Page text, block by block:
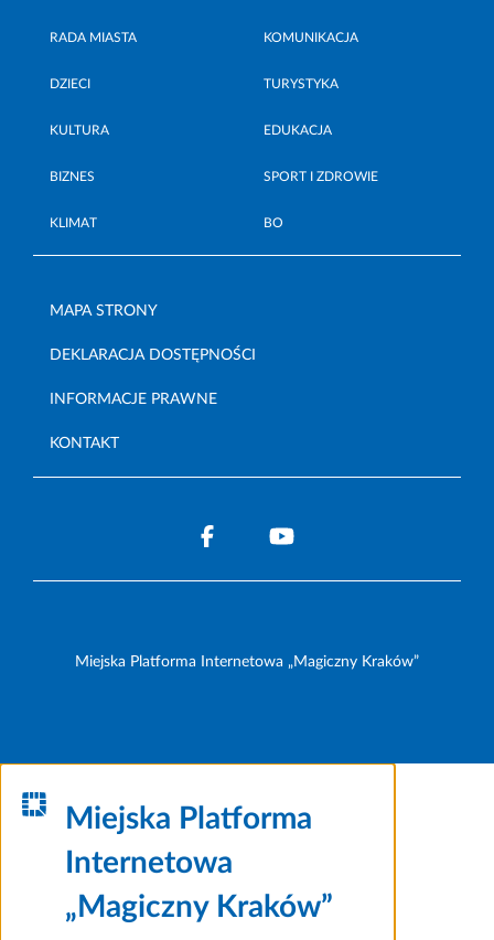
RADA MIASTA KOMUNIKACJA
DZIECI TURYSTYKA
KULTURA EDUKACJA
BIZNES SPORT I ZDROWIE
KLIMAT BO
MAPA STRONY
DEKLARACJA DOSTĘPNOŚCI
INFORMACJE PRAWNE
KONTAKT
Miejska Platforma Internetowa „Magiczny Kraków”
Miejska Platforma
Internetowa
„Magiczny Kraków”